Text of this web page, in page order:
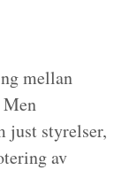
mellan
Men
just styrelser,
av